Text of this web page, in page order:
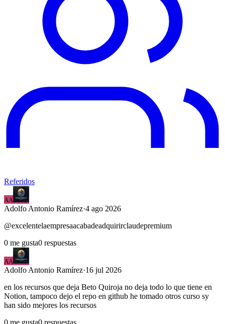
Referidos
AA
Adolfo Antonio Ramírez·4 ago 2026
@excelentelaempresaacabadeadquirirclaudepremium
0 me gusta0 respuestas
AA
Adolfo Antonio Ramírez·16 jul 2026
en los recursos que deja Beto Quiroja no deja todo lo que tiene en
Notion, tampoco dejo el repo en github he tomado otros curso sy
han sido mejores los recursos
0 me gusta0 respuestas